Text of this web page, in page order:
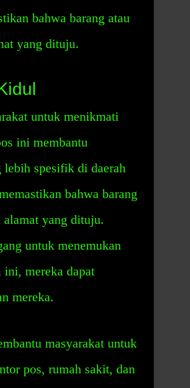
bahwa barang atau
yang dituju.
untuk menikmati
ini membantu
lebih spesifik di daerah
bahwa barang
yang dituju.
untuk menemukan
ini, mereka dapat
mereka.
masyarakat untuk
pos, rumah sakit, dan